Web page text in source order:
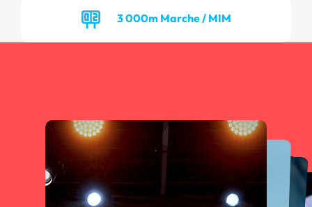
3 000m Marche / MIM